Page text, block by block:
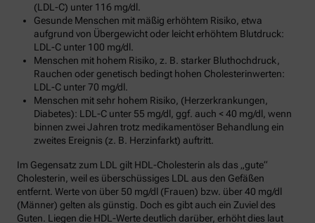
(LDL-C) unter 116 mg/dl.
Gesunde Menschen mit mäßig erhöhtem Risiko, etwa
aufgrund von Übergewicht oder leicht erhöhtem Blutdruck:
LDL-C unter 100 mg/dl.
Menschen mit hohem Risiko, z. B. starker Bluthochdruck,
Rauchen oder genetisch bedingt hohen Cholesterinwerten:
LDL-C unter 70 mg/dl.
Menschen mit sehr hohem Risiko, (Herzerkrankungen,
Diabetes): LDL-C unter 55 mg/dl, ggf. auch < 40 mg/dl, wenn
binnen zwei Jahren trotz medikamentöser Behandlung ein
zweites Ereignis (z. B. Herzinfarkt) auftritt.
Im Gegensatz zum LDL gilt HDL-Cholesterin als das „gute“
Cholesterin, weil es überschüssiges LDL aus den Gefäßen
entfernt. Werte von über 50 mg/dl (Frauen) bzw. über 40 mg/dl
(Männer) gelten als günstig. Doch es gibt auch ein Zuviel des
Guten. Liegen die HDL-Werte deutlich darüber, erhöht dies laut